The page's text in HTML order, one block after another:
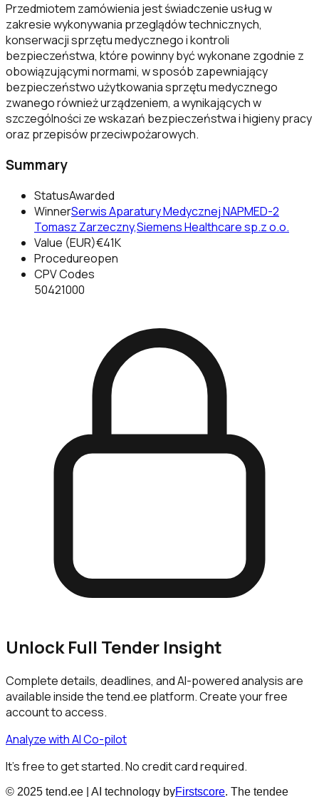
Przedmiotem zamówienia jest świadczenie usług w
zakresie wykonywania przeglądów technicznych,
konserwacji sprzętu medycznego i kontroli
bezpieczeństwa, które powinny być wykonane zgodnie z
obowiązującymi normami, w sposób zapewniający
bezpieczeństwo użytkowania sprzętu medycznego
zwanego również urządzeniem, a wynikających w
szczególności ze wskazań bezpieczeństwa i higieny pracy
oraz przepisów przeciwpożarowych.
Summary
StatusAwarded
WinnerSerwis Aparatury Medycznej NAPMED-2
Tomasz Zarzeczny,Siemens Healthcare sp.z o.o.
Value (EUR)€41K
Procedureopen
CPV Codes
50421000
Unlock Full Tender Insight
Complete details, deadlines, and AI-powered analysis are
available inside the tend.ee platform. Create your free
account to access.
Analyze with AI Co-pilot
It's free to get started. No credit card required.
© 2025 tend.ee | AI technology byFirstscore. The tendee